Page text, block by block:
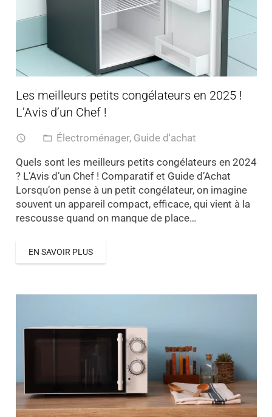
Les meilleurs petits congélateurs en 2025 !
L’Avis d’un Chef !
access_time folder_open Électroménager, Guide d'achat
Quels sont les meilleurs petits congélateurs en 2024
? L’Avis d’un Chef ! Comparatif et Guide d’Achat
Lorsqu’on pense à un petit congélateur, on imagine
souvent un appareil compact, efficace, qui vient à la
rescousse quand on manque de place…
EN SAVOIR PLUS